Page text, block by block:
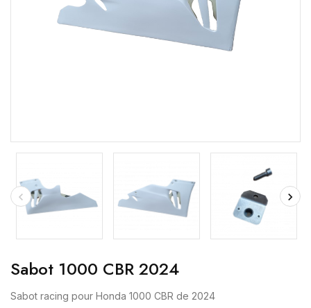
Sabot 1000 CBR 2024
Sabot racing pour Honda 1000 CBR de 2024